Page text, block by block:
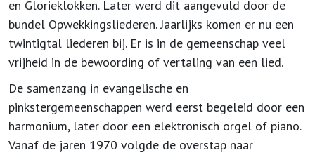
en Glorieklokken. Later werd dit aangevuld door de
bundel Opwekkingsliederen. Jaarlijks komen er nu een
twintigtal liederen bij. Er is in de gemeenschap veel
vrijheid in de bewoording of vertaling van een lied.
De samenzang in evangelische en
pinkstergemeenschappen werd eerst begeleid door een
harmonium, later door een elektronisch orgel of piano.
Vanaf de jaren 1970 volgde de overstap naar